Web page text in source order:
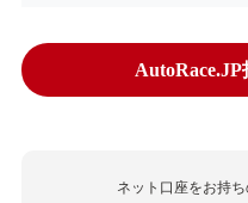
ネット口座をお持ち